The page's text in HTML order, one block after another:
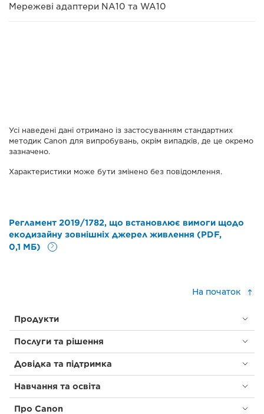
Мережеві адаптери NA10 та WA10
Усі наведені дані отримано із застосуванням стандартних
методик Canon для випробувань, окрім випадків, де це окремо
зазначено.
Характеристики може бути змінено без повідомлення.
Регламент 2019/1782, що встановлює вимоги щодо
екодизайну зовнішніх джерел живлення (PDF,
0,1 МБ)
На початок
Продукти
Послуги та рішення
Довідка та підтримка
Навчання та освіта
Про Canon